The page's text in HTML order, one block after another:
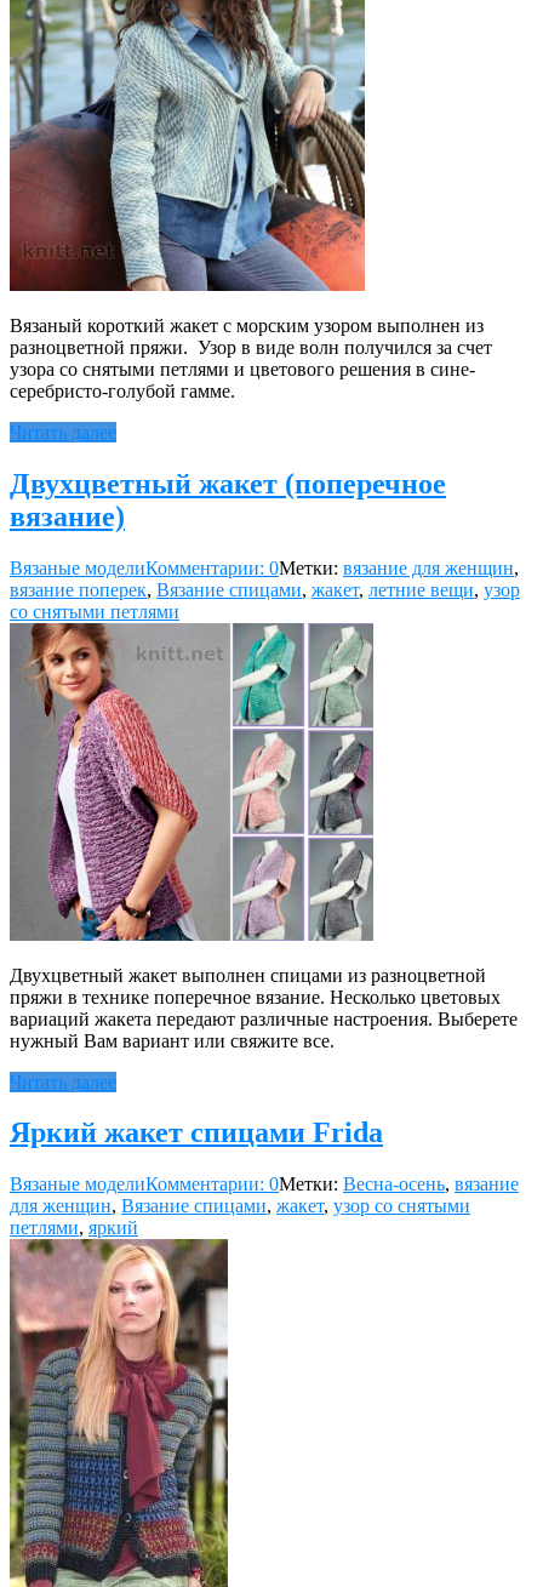
Вязаный короткий жакет с морским узором выполнен из
разноцветной пряжи. Узор в виде волн получился за счет
узора со снятыми петлями и цветового решения в сине-
серебристо-голубой гамме.
Читать далее
Двухцветный жакет (поперечное
вязание)
Вязаные моделиКомментарии: 0Метки: вязание для женщин,
вязание поперек, Вязание спицами, жакет, летние вещи, узор
со снятыми петлями
Двухцветный жакет выполнен спицами из разноцветной
пряжи в технике поперечное вязание. Несколько цветовых
вариаций жакета передают различные настроения. Выберете
нужный Вам вариант или свяжите все.
Читать далее
Яркий жакет спицами Frida
Вязаные моделиКомментарии: 0Метки: Весна-осень, вязание
для женщин, Вязание спицами, жакет, узор со снятыми
петлями, яркий